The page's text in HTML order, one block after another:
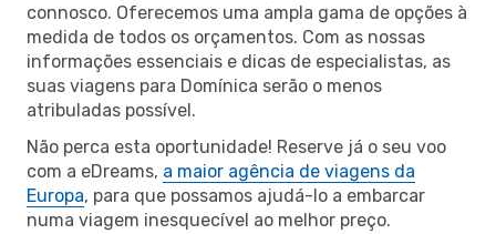
connosco. Oferecemos uma ampla gama de opções à
medida de todos os orçamentos. Com as nossas
informações essenciais e dicas de especialistas, as
suas viagens para Domínica serão o menos
atribuladas possível.
Não perca esta oportunidade! Reserve já o seu voo
com a eDreams, a maior agência de viagens da
Europa, para que possamos ajudá-lo a embarcar
numa viagem inesquecível ao melhor preço.